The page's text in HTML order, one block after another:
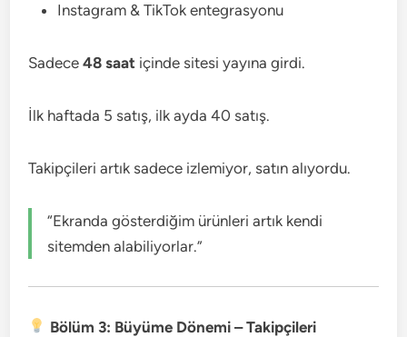
Instagram & TikTok entegrasyonu
Sadece48 saat içinde sitesi yayına girdi.
İlk haftada 5 satış, ilk ayda 40 satış.
Takipçileri artık sadece izlemiyor, satın alıyordu.
“Ekranda gösterdiğim ürünleri artık kendi
sitemden alabiliyorlar.”
Bölüm 3: Büyüme Dönemi – Takipçileri